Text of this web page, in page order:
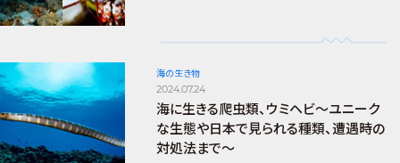
海の生き物
2024.07.24
海に生きる爬虫類、ウミヘビ～ユニーク
な生態や日本で見られる種類、遭遇時の
対処法まで～